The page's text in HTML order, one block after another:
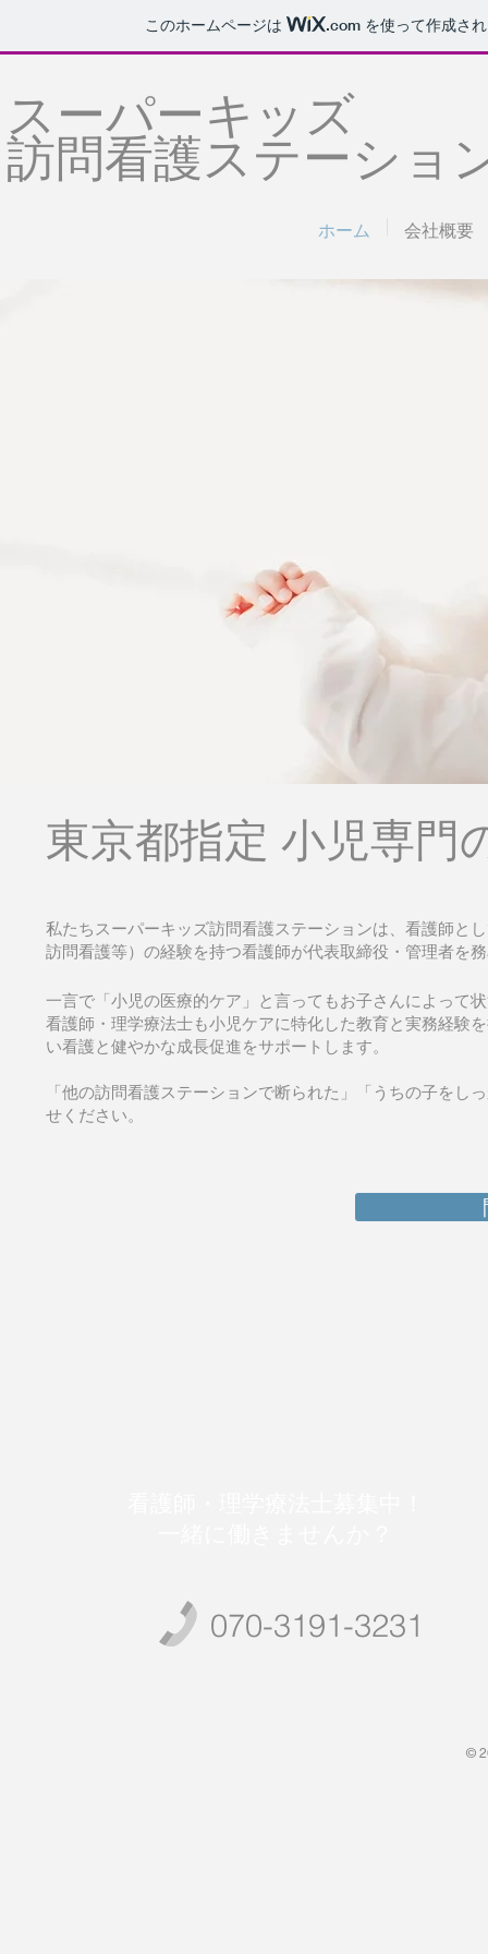
このホームページは .com を使って作成さ
スーパーキッズ
訪問看護ステーショ
ホーム 会社概要
東京都指定 小児専門
私たちスーパーキッズ訪問看護ステーションは、看護師と
訪問看護等）の経験を持つ看護師が代表取締役・管理者を
一言で「小児の医療的ケア」と言ってもお子さんによって
看護師・理学療法士も小児ケアに特化した教育と実務経験
い看護と健やかな成長促進をサポートします。
「他の訪問看護ステーションで断られた」「うちの子を
せください。
070-3191-3231
©